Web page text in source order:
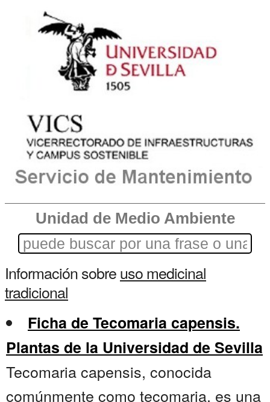
Unidad de Medio Ambiente
Información sobreuso medicinal
tradicional
Ficha de Tecomaria capensis.
Plantas de la Universidad de Sevilla
Tecomaria capensis, conocida
comúnmente como tecomaria, es una